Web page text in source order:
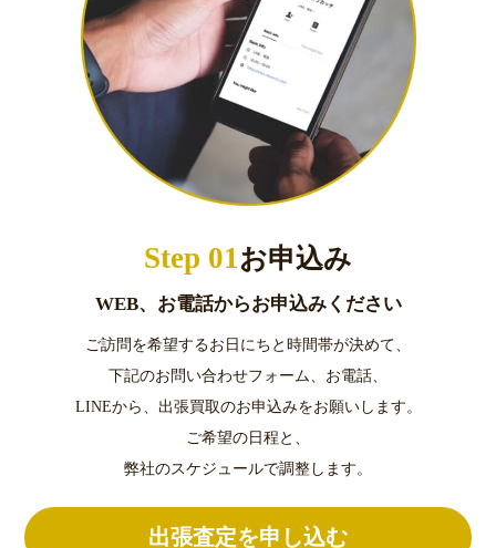
Step 01お申込み
WEB、お電話からお申込みください
ご訪問を希望するお日にちと時間帯が決めて、
下記のお問い合わせフォーム、お電話、
LINEから、出張買取のお申込みをお願いします。
ご希望の日程と、
弊社のスケジュールで調整します。
出張査定を申し込む